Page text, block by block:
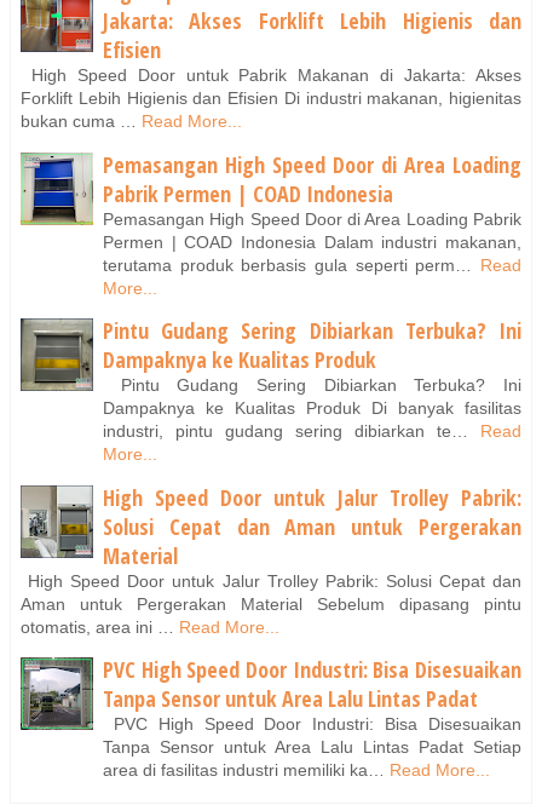
Jakarta: Akses Forklift Lebih Higienis dan
Efisien
High Speed Door untuk Pabrik Makanan di Jakarta: Akses
Forklift Lebih Higienis dan Efisien Di industri makanan, higienitas
bukan cuma … Read More...
Pemasangan High Speed Door di Area Loading
Pabrik Permen | COAD Indonesia
Pemasangan High Speed Door di Area Loading Pabrik
Permen | COAD Indonesia Dalam industri makanan,
terutama produk berbasis gula seperti perm…
Read
More...
Pintu Gudang Sering Dibiarkan Terbuka? Ini
Dampaknya ke Kualitas Produk
Pintu Gudang Sering Dibiarkan Terbuka? Ini
Dampaknya ke Kualitas Produk Di banyak fasilitas
industri, pintu gudang sering dibiarkan te…
Read
More...
High Speed Door untuk Jalur Trolley Pabrik:
Solusi Cepat dan Aman untuk Pergerakan
Material
High Speed Door untuk Jalur Trolley Pabrik: Solusi Cepat dan
Aman untuk Pergerakan Material Sebelum dipasang pintu
otomatis, area ini …
Read More...
PVC High Speed Door Industri: Bisa Disesuaikan
Tanpa Sensor untuk Area Lalu Lintas Padat
PVC High Speed Door Industri: Bisa Disesuaikan
Tanpa Sensor untuk Area Lalu Lintas Padat Setiap
area di fasilitas industri memiliki ka… Read More...